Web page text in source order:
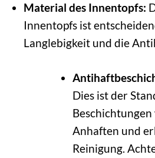
Material des Innentopfs:
Innentopfs ist
Langlebigkeit und die
Dies ist der
Anhaften und
Reinigung.